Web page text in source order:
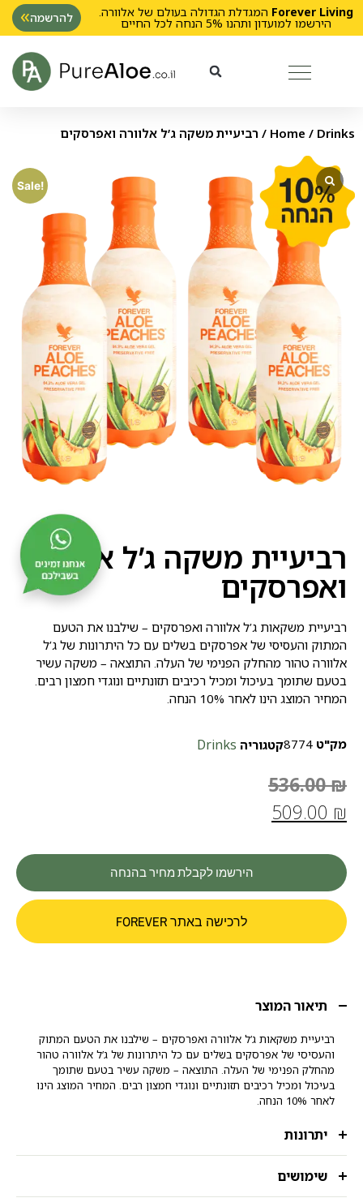
Forever Living המגדלת הגדולה בעולם של אלוורה.
הירשמו למועדון ותהנו 5% הנחה לכל החיים להרשמה
Home / Drinks / רביעיית משקה ג’ל אלוורה ואפרסקים
Sale!
רביעיית משקה ג’ל אלוורה
ואפרסקים
רביעיית משקאות ג’ל אלוורה ואפרסקים – שילבנו את הטעם
המתוק והעסיסי של אפרסקים בשלים עם כל היתרונות של ג’ל
אלוורה טהור מהחלק הפנימי של העלה. התוצאה – משקה עשיר
בטעם שתומך בעיכול ומכיל רכיבים תזונתיים ונוגדי חמצון רבים.
המחיר המוצג הינו לאחר 10% הנחה.
מק"ט 8774קטגוריה Drinks
536.00₪
509.00 ₪
הירשמו לקבלת מחיר בהנחה
לרכישה באתר FOREVER
תיאור המוצר
רביעיית משקאות ג’ל אלוורה ואפרסקים – שילבנו את הטעם המתוק
והעסיסי של אפרסקים בשלים עם כל היתרונות של ג’ל אלוורה טהור
מהחלק הפנימי של העלה. התוצאה – משקה עשיר בטעם שתומך
בעיכול ומכיל רכיבים תזונתיים ונוגדי חמצון רבים. המחיר המוצג הינו
לאחר 10% הנחה.
יתרונות
שימושים